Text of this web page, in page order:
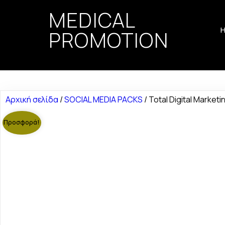
MEDICAL
PROMOTION
Αρχική σελίδα /SOCIAL MEDIA PACKS / Total Digital
Προσφορά!